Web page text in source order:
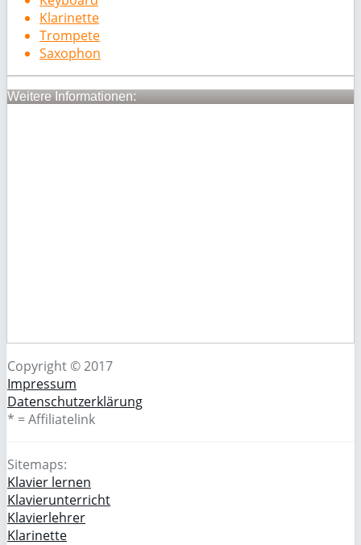
Klarinette
Trompete
Saxophon
Weitere Informationen:
Copyright © 2017
Impressum
Datenschutzerklärung
* = Affiliatelink
Sitemaps:
Klavier lernen
Klavierunterricht
Klavierlehrer
Klarinette